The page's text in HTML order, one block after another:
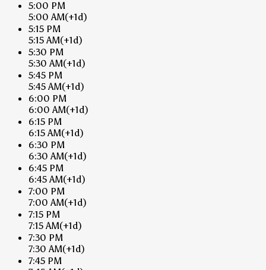
5:00 PM
5:00 AM(+1d)
5:15 PM
5:15 AM(+1d)
5:30 PM
5:30 AM(+1d)
5:45 PM
5:45 AM(+1d)
6:00 PM
6:00 AM(+1d)
6:15 PM
6:15 AM(+1d)
6:30 PM
6:30 AM(+1d)
6:45 PM
6:45 AM(+1d)
7:00 PM
7:00 AM(+1d)
7:15 PM
7:15 AM(+1d)
7:30 PM
7:30 AM(+1d)
7:45 PM